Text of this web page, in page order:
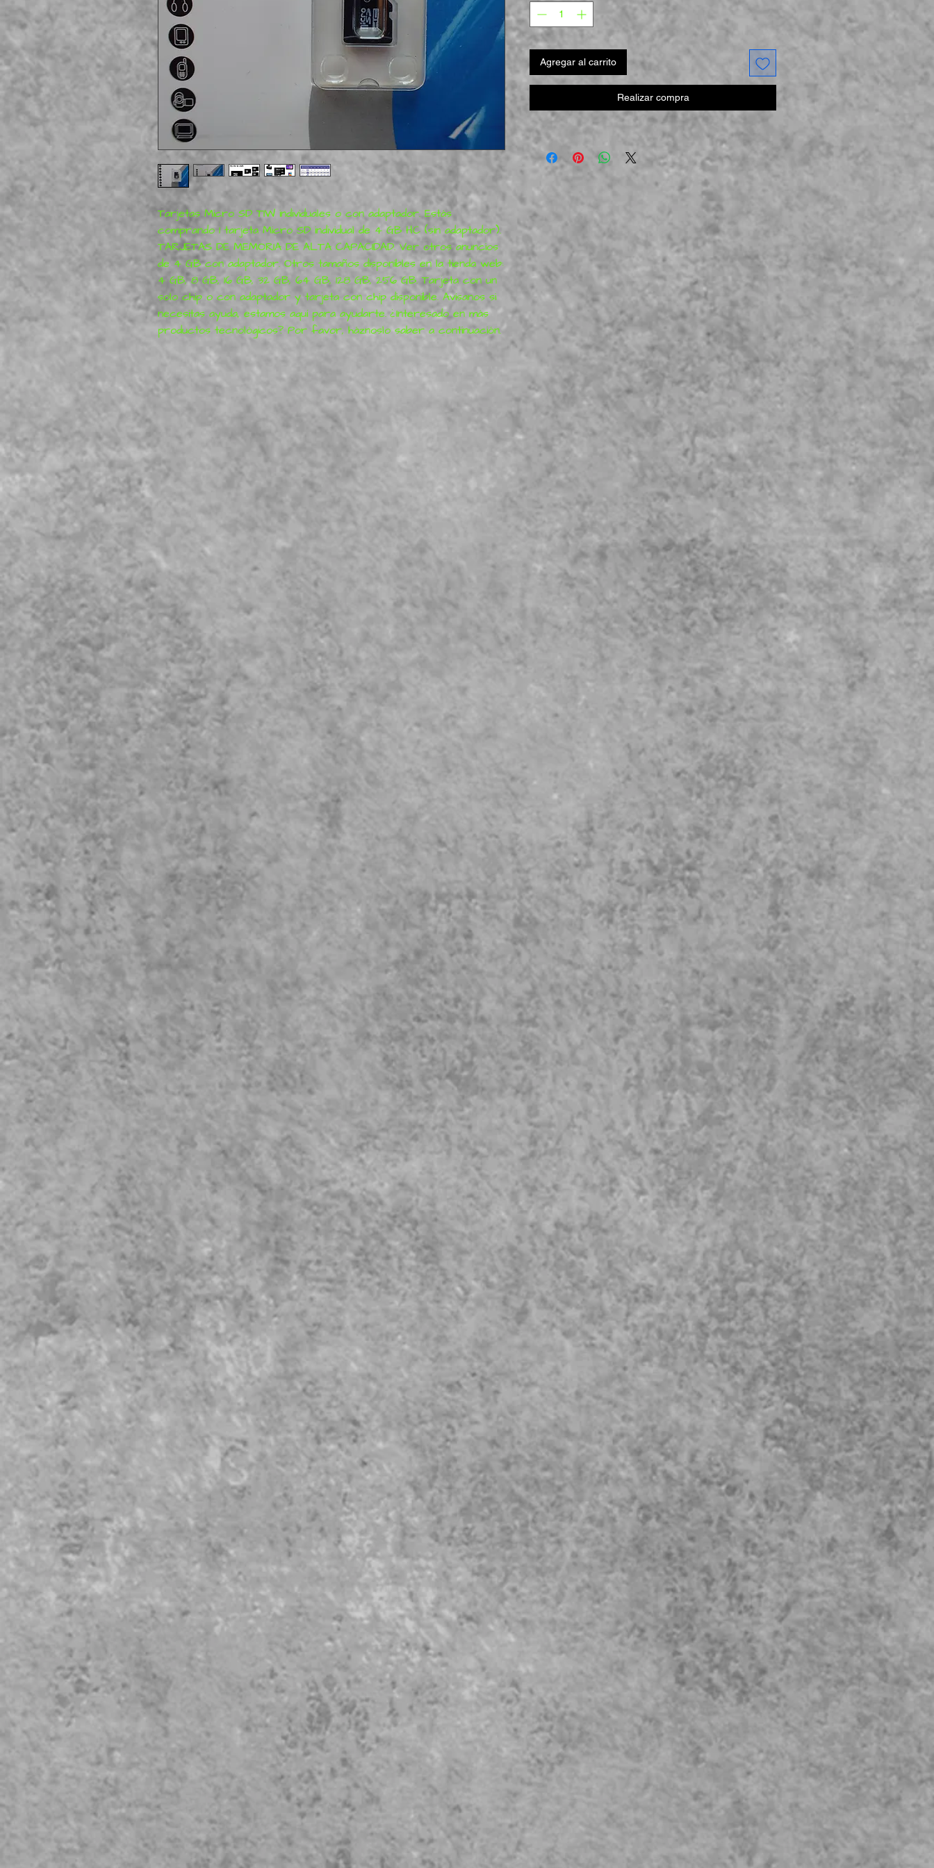
Tarjetas Micro SD TIW individuales o con adaptador. Estás
comprando 1 tarjeta Micro SD individual de 4 GB HC (sin adaptador).
TARJETAS DE MEMORIA DE ALTA CAPACIDAD. Ver otros anuncios
de 4 GB con adaptador. Otros tamaños disponibles en la tienda web:
4 GB, 8 GB, 16 GB, 32 GB, 64 GB, 128 GB, 256 GB. Tarjeta con un
solo chip o con adaptador y tarjeta con chip disponible. Avísanos si
necesitas ayuda, estamos aquí para ayudarte. ¿Interesado en más
productos tecnológicos? Por favor, háznoslo saber a continuación.
Agregar al carrito
Realizar compra